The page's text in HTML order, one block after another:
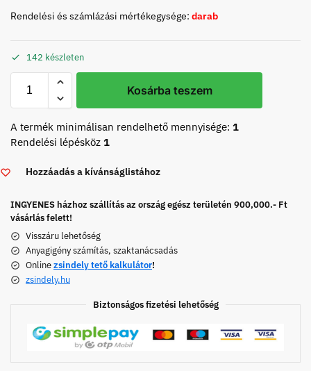
Rendelési és számlázási mértékegysége: darab
142 készleten
Kosárba teszem
A termék minimálisan rendelhető mennyisége: 1
Rendelési lépésköz 1
Hozzáadás a kívánságlistához
INGYENES házhoz szállítás az ország egész területén 900,000.- Ft
vásárlás felett!
Visszáru lehetőség
Anyagigény számítás, szaktanácsadás
Onlinezsindely tető kalkulátor!
zsindely.hu
Biztonságos fizetési lehetőség